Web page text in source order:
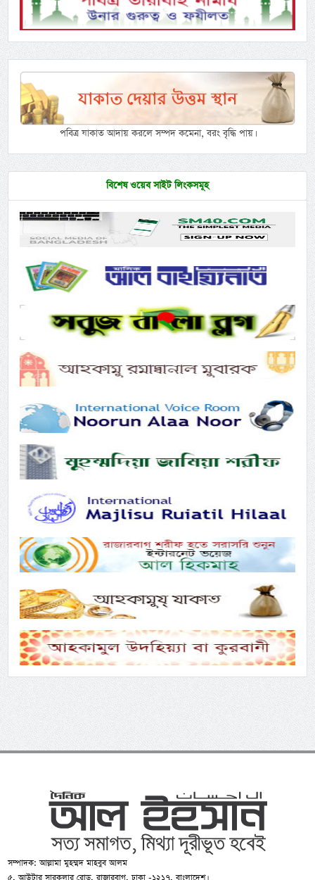
পবিত্র যাকাত আদায় করলে সম্পদ কমেনা, বরং বৃদ্ধি পায়।
বিশেষ ওয়েব সাইট লিংকসমূহ
সম্পাদক: আল্লামা মুহম্মদ মাহবুব আলম